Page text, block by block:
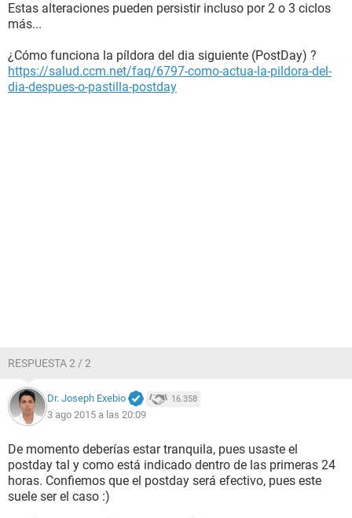
Estas alteraciones pueden persistir incluso por 2 o 3 ciclos
más...
¿Cómo funciona la píldora del dia siguiente (PostDay) ?
https://salud.ccm.net/faq/6797-como-actua-la-pildora-del-
dia-despues-o-pastilla-postday
RESPUESTA 2 / 2
Dr. Joseph Exebio 16.358
3 ago 2015 a las 20:09
De momento deberías estar tranquila, pues usaste el
postday tal y como está indicado dentro de las primeras 24
horas. Confiemos que el postday será efectivo, pues este
suele ser el caso :)